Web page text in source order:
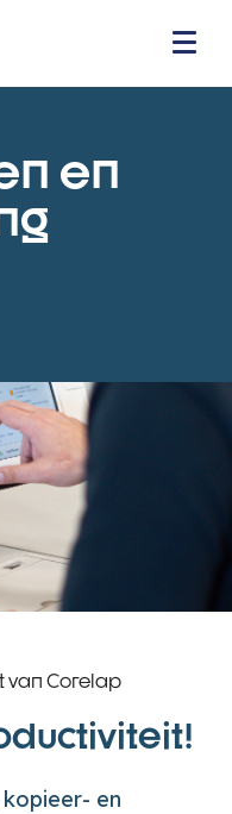
en
van Corelap
en